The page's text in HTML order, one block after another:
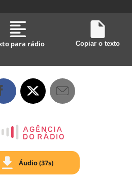
para rádio Copiar o texto
Áudio (37s)